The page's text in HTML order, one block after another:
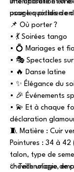
intemporelle et
usage quotidien
une utilisation en
pour les pistes de
📌 Où porter ?
• 💃 Soirées tango
• 💍 Mariages et
• 🎭 Spectacles
• 🔥 Danse latine
• ✨ Élégance du
• 🎉 Événements
• 💫 Et à chaque
déclaration
🧵 Matière : Cuir
Pointures : 34 à 42
talon, type de
cheville unique,
✨ Technologie